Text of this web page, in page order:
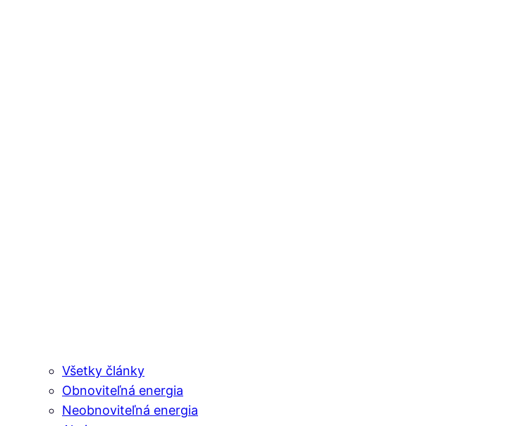
Všetky články
Obnoviteľná energia
Neobnoviteľná energia